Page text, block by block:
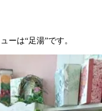
ーは“足湯”です。